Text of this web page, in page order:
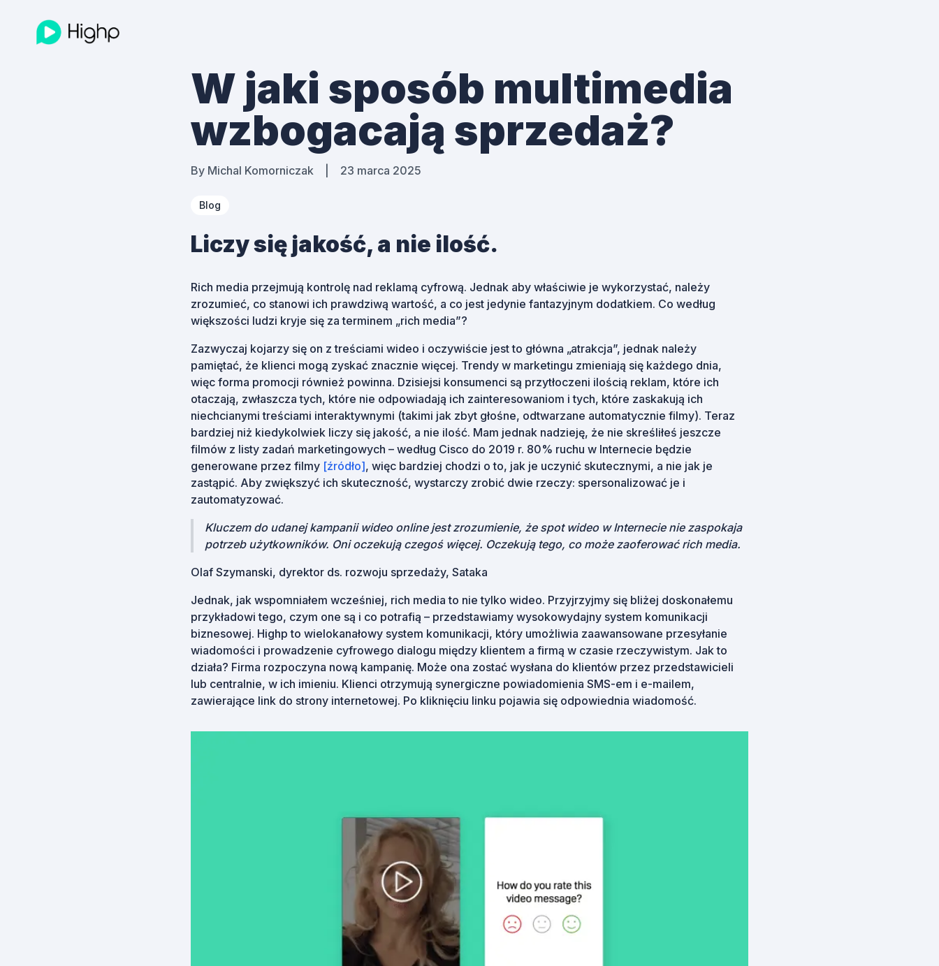
W jaki sposób multimedia
wzbogacają sprzedaż?
By Michal Komorniczak 23 marca 2025
Blog
Liczy się jakość, a nie ilość.
Rich media przejmują kontrolę nad reklamą cyfrową. Jednak aby właściwie je wykorzystać, należy
zrozumieć, co stanowi ich prawdziwą wartość, a co jest jedynie fantazyjnym dodatkiem. Co według
większości ludzi kryje się za terminem „rich media”?
Zazwyczaj kojarzy się on z treściami wideo i oczywiście jest to główna „atrakcja”, jednak należy
pamiętać, że klienci mogą zyskać znacznie więcej. Trendy w marketingu zmieniają się każdego dnia,
więc forma promocji również powinna. Dzisiejsi konsumenci są przytłoczeni ilością reklam, które ich
otaczają, zwłaszcza tych, które nie odpowiadają ich zainteresowaniom i tych, które zaskakują ich
niechcianymi treściami interaktywnymi (takimi jak zbyt głośne, odtwarzane automatycznie filmy). Teraz
bardziej niż kiedykolwiek liczy się jakość, a nie ilość. Mam jednak nadzieję, że nie skreśliłeś jeszcze
filmów z listy zadań marketingowych – według Cisco do 2019 r. 80% ruchu w Internecie będzie
generowane przez filmy [źródło], więc bardziej chodzi o to, jak je uczynić skutecznymi, a nie jak je
zastąpić. Aby zwiększyć ich skuteczność, wystarczy zrobić dwie rzeczy: spersonalizować je i
zautomatyzować.
Kluczem do udanej kampanii wideo online jest zrozumienie, że spot wideo w Internecie nie zaspokaja
potrzeb użytkowników. Oni oczekują czegoś więcej. Oczekują tego, co może zaoferować rich media.
Olaf Szymanski, dyrektor ds. rozwoju sprzedaży, Sataka
Jednak, jak wspomniałem wcześniej, rich media to nie tylko wideo. Przyjrzyjmy się bliżej doskonałemu
przykładowi tego, czym one są i co potrafią – przedstawiamy wysokowydajny system komunikacji
biznesowej. Highp to wielokanałowy system komunikacji, który umożliwia zaawansowane przesyłanie
wiadomości i prowadzenie cyfrowego dialogu między klientem a firmą w czasie rzeczywistym. Jak to
działa? Firma rozpoczyna nową kampanię. Może ona zostać wysłana do klientów przez przedstawicieli
lub centralnie, w ich imieniu. Klienci otrzymują synergiczne powiadomienia SMS-em i e-mailem,
zawierające link do strony internetowej. Po kliknięciu linku pojawia się odpowiednia wiadomość.